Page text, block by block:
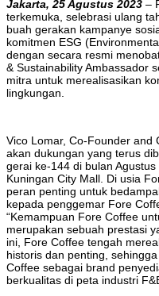
Jakarta, 25 Agustus 2023 –
terkemuka, selebrasi ulang
buah gerakan kampanye
komitmen ESG
dengan secara resmi
& Sustainability Ambassador
mitra untuk merealisasikan
lingkungan.
Vico Lomar, Co-Founder and
akan dukungan yang terus
gerai ke-144 di bulan
Kuningan City Mall. Di usia
peran penting untuk
kepada penggemar Fore
“Kemampuan Fore Coffee
merupakan sebuah prestasi
ini, Fore Coffee tengah
historis dan penting,
Coffee sebagai brand
berkualitas di peta industri